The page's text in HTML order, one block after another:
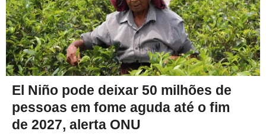
El Niño pode deixar 50 milhões de
pessoas em fome aguda até o fim
de 2027, alerta ONU